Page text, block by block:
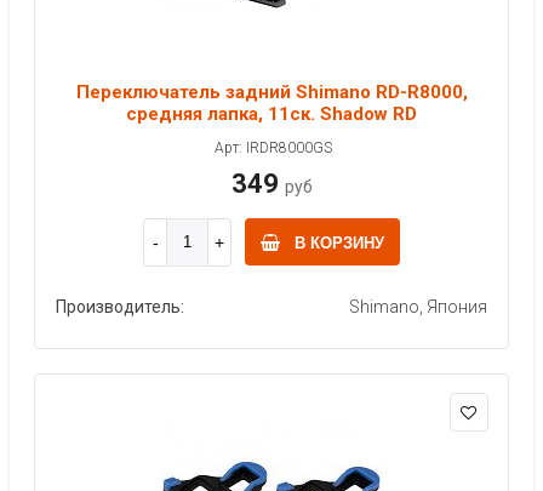
Переключатель задний Shimano RD-R8000,
средняя лапка, 11ск. Shadow RD
Арт: IRDR8000GS
349 руб
В КОРЗИНУ
Производитель: Shimano, Япония